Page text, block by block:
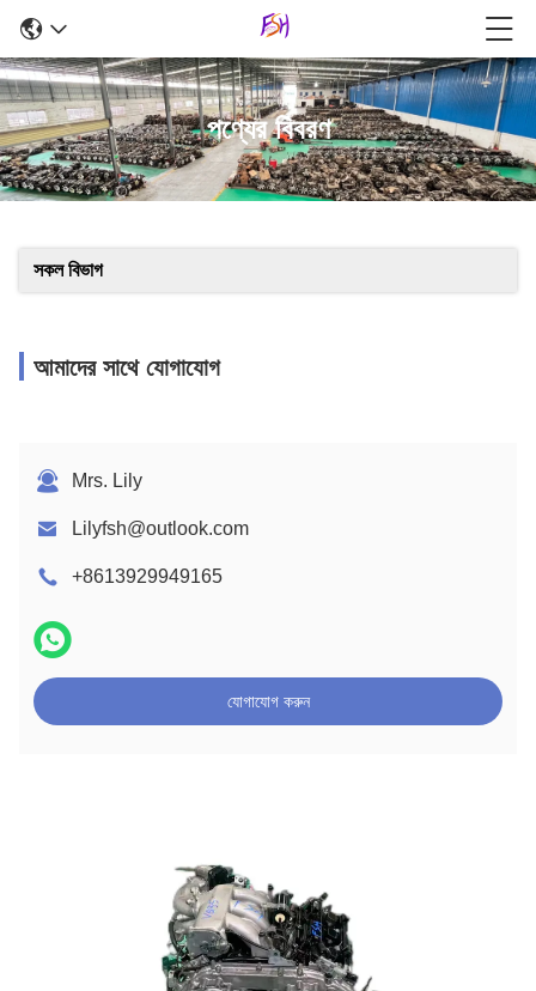
পণ্যের বিবরণ
সকল বিভাগ
আমাদের সাথে যোগাযোগ
Mrs. Lily
Lilyfsh@outlook.com
+8613929949165
যোগাযোগ করুন